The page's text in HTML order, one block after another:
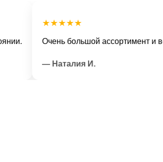
★★★★★
Очень большой ассортимент и
— Наталия И.